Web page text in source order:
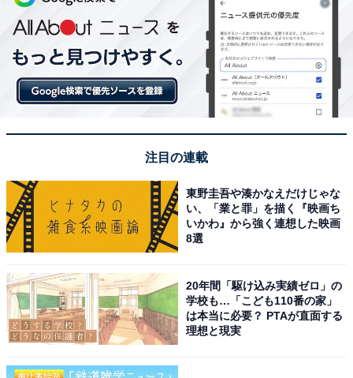
注目の連載
東野圭吾や湊かなえだけじゃな
い、「業と罪」を描く『映画ち
いかわ』から強く連想した映画
8選
20年間「駆け込み実績ゼロ」の
学校も…「こども110番の家」
は本当に必要？ PTAが直面する
理想と現実